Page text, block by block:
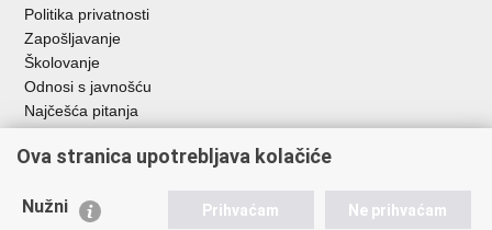
Politika privatnosti
Zapošljavanje
Školovanje
Odnosi s javnošću
Najčešća pitanja
Važne poveznice
EMN Nacionalna kontaktna točka za Republiku Hrvatsku
Ova stranica upotrebljava kolačiće
Nužni Prihvaćam Ne prihvaćam